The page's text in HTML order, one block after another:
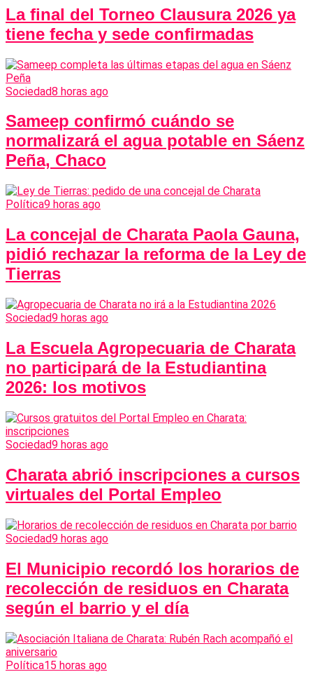
La final del Torneo Clausura 2026 ya
tiene fecha y sede confirmadas
Sociedad8 horas ago
Sameep confirmó cuándo se
normalizará el agua potable en Sáenz
Peña, Chaco
Política9 horas ago
La concejal de Charata Paola Gauna,
pidió rechazar la reforma de la Ley de
Tierras
Sociedad9 horas ago
La Escuela Agropecuaria de Charata
no participará de la Estudiantina
2026: los motivos
Sociedad9 horas ago
Charata abrió inscripciones a cursos
virtuales del Portal Empleo
Sociedad9 horas ago
El Municipio recordó los horarios de
recolección de residuos en Charata
según el barrio y el día
Política15 horas ago